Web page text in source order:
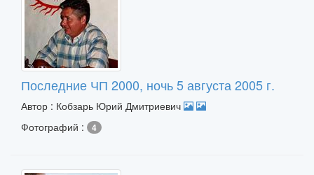
Последние ЧП 2000, ночь 5 августа 2005 г.
Автор : Кобзарь Юрий Дмитриевич
Фотографий :
4